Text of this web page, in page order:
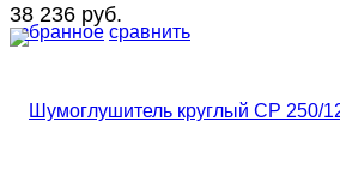
избранное сравнить
38 236 руб.